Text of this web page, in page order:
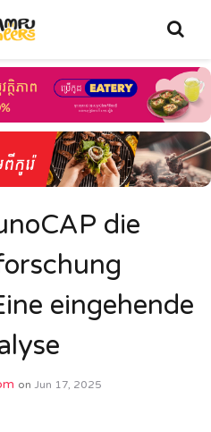
die
eingehende
on Jun 17, 2025